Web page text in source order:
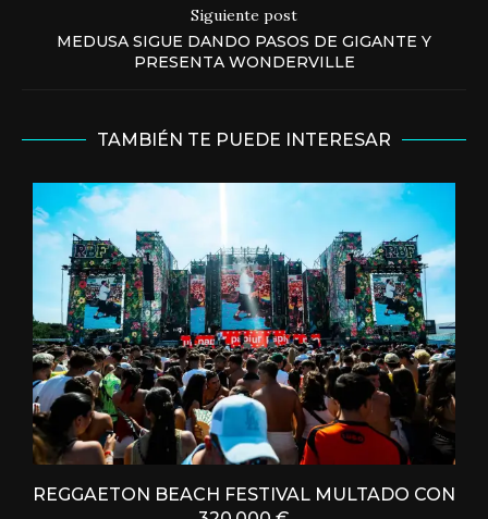
Siguiente post
MEDUSA SIGUE DANDO PASOS DE GIGANTE Y
PRESENTA WONDERVILLE
TAMBIÉN TE PUEDE INTERESAR
REGGAETON BEACH FESTIVAL MULTADO CON